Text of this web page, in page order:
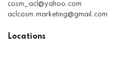
cosm_acl@yahoo.com
aclcosm.marketing@gmail.com
Locations